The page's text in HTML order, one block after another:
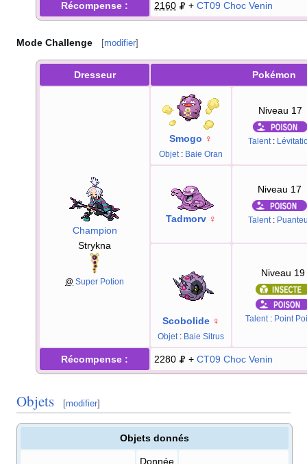
Récompense : 2160 + CT09 Choc Venin
Mode Challenge [modifier]
Dresseur Pokémon
Champion
Strykna
@ Super Potion
Smogo ♀
Objet : Baie Oran
Niveau 17
Talent :
Tadmorv ♀
Niveau 17
Talent :
Scobolide ♀
Objet : Baie Sitrus
Niveau 19
Talent : Point
Récompense : 2280 + CT09 Choc Venin
Objets [modifier]
Objets donnés
Donnée